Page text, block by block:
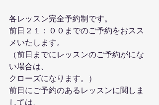
各レッスン完全予約制です。
前日２１：００までのご予約をおスス
メいたします。
（前日までにレッスンのご予約がにな
い場合は、
クローズになります。）
前日にご予約のあるレッスンに関しま
しては、